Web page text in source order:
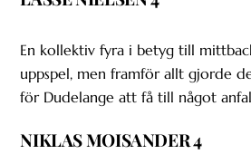
En kollektiv fyra i betyg till
uppspel, men framför allt gjorde
för Dudelange att få till något
NIKLAS MOISANDER 4